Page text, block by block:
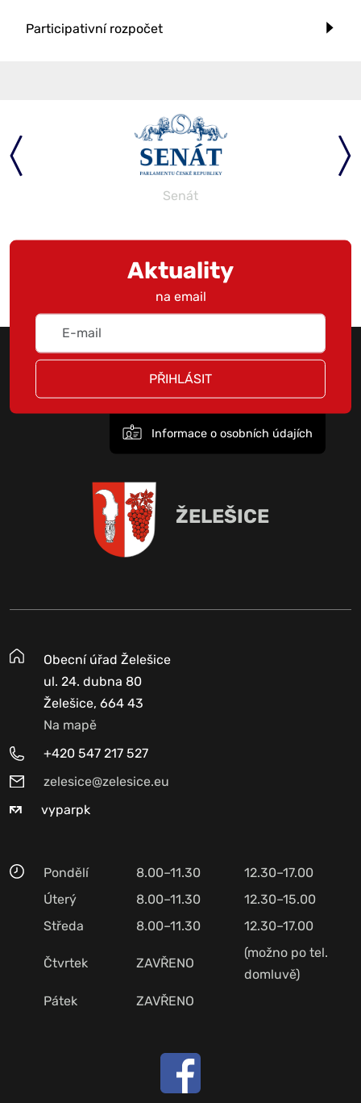
Participativní rozpočet
Parlament
Aktuality
na email
PŘIHLÁSIT
Informace o osobních údajích
ŽELEŠICE
Obecní úřad Želešice
ul. 24. dubna 80
Želešice, 664 43
Na mapě
+420 547 217 527
zelesice@zelesice.eu
vyparpk
Pondělí 8.00–11.30
12.30–17.00
Úterý
8.00–11.30
12.30–15.00
Středa
8.00–11.30 12.30–17.00
Čtvrtek ZAVŘENO
(možno po tel.
domluvě)
Pátek
ZAVŘENO